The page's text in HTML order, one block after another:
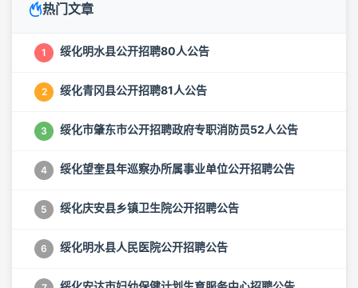
热门文章
1 绥化明水县公开招聘80人公告
2 绥化青冈县公开招聘81人公告
3 绥化市肇东市公开招聘政府专职消防员52人公告
4 绥化望奎县年巡察办所属事业单位公开招聘公告
5 绥化庆安县乡镇卫生院公开招聘公告
6 绥化明水县人民医院公开招聘公告